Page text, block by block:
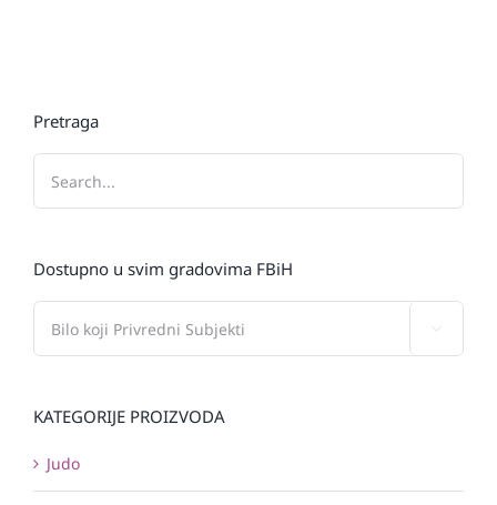
Pretraga
Dostupno u svim gradovima FBiH
KATEGORIJE PROIZVODA
Judo